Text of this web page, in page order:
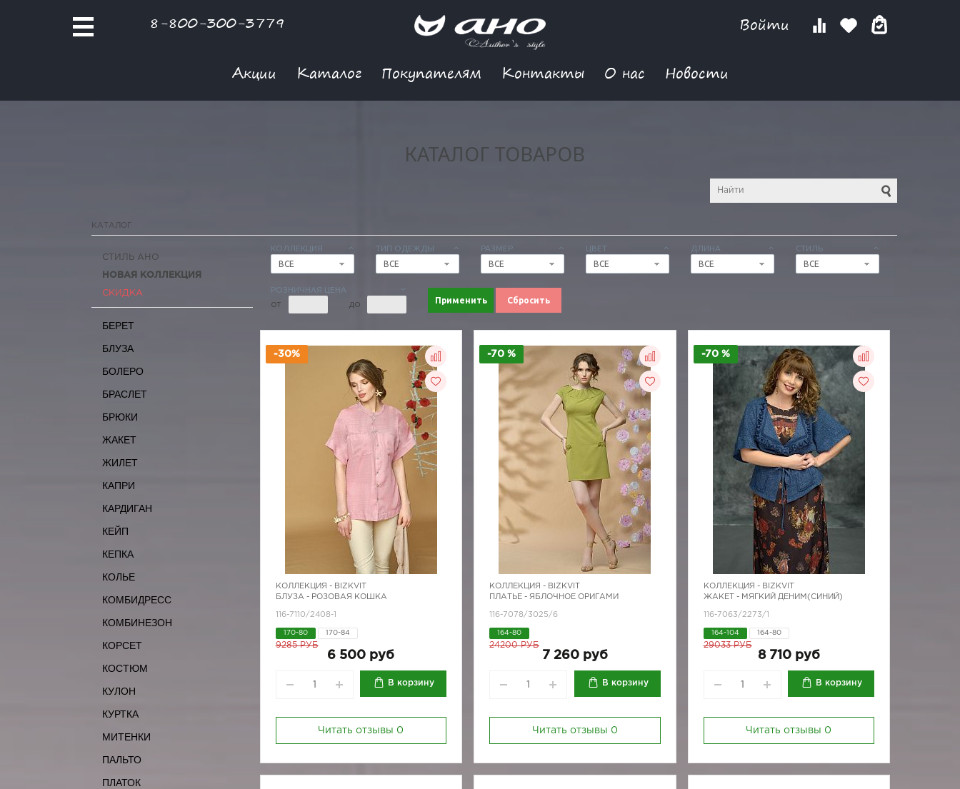
8-800-300-3779 Войти
Акции Каталог Покупателям Контакты О нас Новости
КАТАЛОГ ТОВАРОВ
КАТАЛОГ
КОЛЛЕКЦИЯ
ВСЕ
ТИП ОДЕЖДЫ
ВСЕ
РАЗМЕР
ВСЕ
ЦВЕТ
ВСЕ
ДЛИНА
ВСЕ
СТИЛЬ
ВСЕ
РОЗНИЧНАЯ ЦЕНА
ОТ ДО Применить Сбросить
СТИЛЬ АНО
НОВАЯ КОЛЛЕКЦИЯ
СКИДКА
БЕРЕТ
БЛУЗА
БОЛЕРО
БРАСЛЕТ
БРЮКИ
ЖАКЕТ
ЖИЛЕТ
КАПРИ
КАРДИГАН
КЕЙП
КЕПКА
КОЛЬЕ
КОМБИДРЕСС
КОМБИНЕЗОН
КОРСЕТ
КОСТЮМ
КУЛОН
КУРТКА
МИТЕНКИ
ПАЛЬТО
ПЛАТОК
-30%
КОЛЛЕКЦИЯ - BIZKVIT
БЛУЗА - РОЗОВАЯ КОШКА
116-7110/2408-1
170-80 170-84
9285 РУБ
6 500 руб
В корзину
Читать отзывы 0
-70 %
КОЛЛЕКЦИЯ - BIZKVIT
ПЛАТЬЕ - ЯБЛОЧНОЕ ОРИГАМИ
116-7078/3025/6
164-80
24200 РУБ
7 260 руб
В корзину
Читать отзывы 0
-70 %
КОЛЛЕКЦИЯ - BIZKVIT
ЖАКЕТ - МЯГКИЙ ДЕНИМ(СИНИЙ)
116-7063/2273/1
164-104 164-80
29033 РУБ
8 710 руб
В корзину
Читать отзывы 0